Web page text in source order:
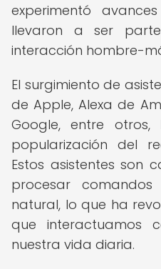
experimentó
llevaron a ser
interacción hombre-
El surgimiento de
de Apple, Alexa de
Google, entre
popularización del
Estos asistentes son
procesar
natural, lo que ha
que interactuamos
nuestra vida diaria.